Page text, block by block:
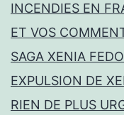
INCENDIES EN
ET VOS
SAGA XENIA
EXPULSION DE
RIEN DE PLUS